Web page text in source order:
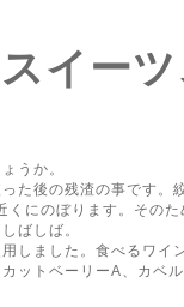
イー
うか。
た後の残渣の事です。
にのぼります。その
ばしば。
しました。食べるワイ
ットベーリーA、カベル